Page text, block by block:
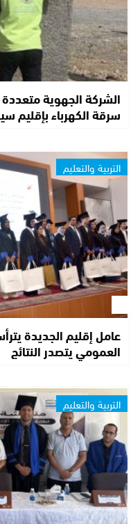
الشركة الجهوية
سرقة الكهرباء بإقليم
التربية والتعليم
عامل إقليم الجديدة
العمومي يتصدر النتائج
التربية والتعليم